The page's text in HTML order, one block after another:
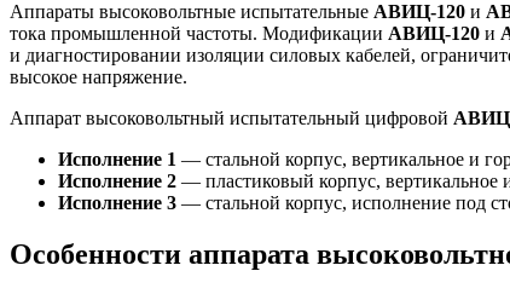
Аппараты высоковольтные испытательные АВИЦ-120 и
тока промышленной частоты. Модификации АВИЦ-120 и
и диагностировании изоляции силовых кабелей,
высокое напряжение.
Аппарат высоковольтный испытательный цифровой
Исполнение 1 — стальной корпус, вертикальное и
Исполнение 2 — пластиковый корпус, вертикальное
Исполнение 3 — стальной корпус, исполнение под
Особенности аппарата